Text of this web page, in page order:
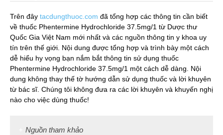
Trên đây tacdungthuoc.com đã tổng hợp các thông tin cần biết
về thuốc Phentermine Hydrochloride 37.5mg/1 từ Dược thư
Quốc Gia Việt Nam mới nhất và các nguồn thông tin y khoa uy
tín trên thế giới. Nội dung được tổng hợp và trình bày một cách
dễ hiểu hy vọng bạn nắm bắt thông tin sử dụng thuốc
Phentermine Hydrochloride 37.5mg/1 một cách dễ dàng. Nội
dung không thay thế tờ hướng dẫn sử dụng thuốc và lời khuyên
từ bác sĩ. Chúng tôi không đưa ra các lời khuyên và khuyến nghị
nào cho việc dùng thuốc!
Nguồn tham khảo